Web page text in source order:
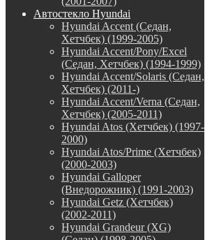
Автостекло Hyundai
Hyundai Accent (Седан,
Хетчбек) (1999-2005)
Hyundai Accent/Pony/Excel
(Седан, Хетчбек) (1994-1999)
Hyundai Accent/Solaris (Седан,
Хетчбек) (2011-)
Hyundai Accent/Verna (Седан,
Хетчбек) (2005-2011)
Hyundai Atos (Хетчбек) (1997-
2000)
Hyundai Atos/Prime (Хетчбек)
(2000-2003)
Hyundai Galloper
(Внедорожник) (1991-2003)
Hyundai Getz (Хетчбек)
(2002-2011)
Hyundai Grandeur (XG)